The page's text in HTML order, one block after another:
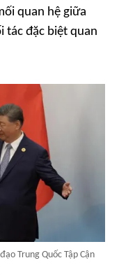
quan hệ giữa
tác đặc biệt quan
Trung Quốc Tập Cận